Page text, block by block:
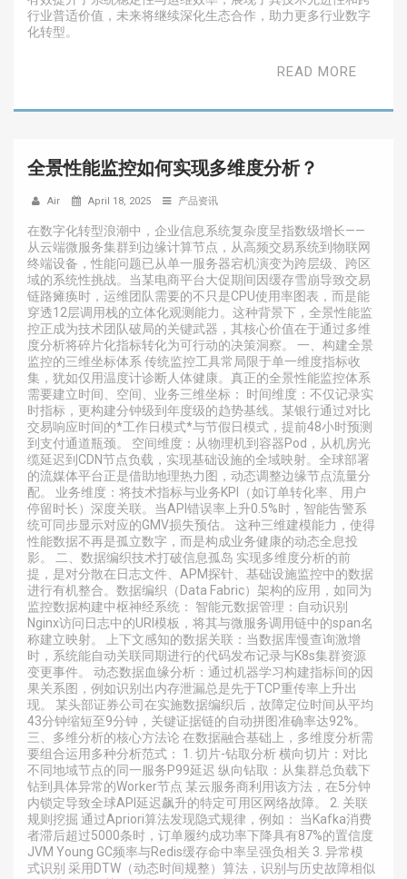
行业普适价值，未来将继续深化生态合作，助力更多行业数字
化转型。
READ MORE
全景性能监控如何实现多维度分析？
Air April 18, 2025 产品资讯
在数字化转型浪潮中，企业信息系统复杂度呈指数级增长——
从云端微服务集群到边缘计算节点，从高频交易系统到物联网
终端设备，性能问题已从单一服务器宕机演变为跨层级、跨区
域的系统性挑战。当某电商平台大促期间因缓存雪崩导致交易
链路瘫痪时，运维团队需要的不只是CPU使用率图表，而是能
穿透12层调用栈的立体化观测能力。这种背景下，全景性能监
控正成为技术团队破局的关键武器，其核心价值在于通过多维
度分析将碎片化指标转化为可行动的决策洞察。 一、构建全景
监控的三维坐标体系 传统监控工具常局限于单一维度指标收
集，犹如仅用温度计诊断人体健康。真正的全景性能监控体系
需要建立时间、空间、业务三维坐标： 时间维度：不仅记录实
时指标，更构建分钟级到年度级的趋势基线。某银行通过对比
交易响应时间的*工作日模式*与节假日模式，提前48小时预测
到支付通道瓶颈。 空间维度：从物理机到容器Pod，从机房光
缆延迟到CDN节点负载，实现基础设施的全域映射。全球部署
的流媒体平台正是借助地理热力图，动态调整边缘节点流量分
配。 业务维度：将技术指标与业务KPI（如订单转化率、用户
停留时长）深度关联。当API错误率上升0.5%时，智能告警系
统可同步显示对应的GMV损失预估。 这种三维建模能力，使得
性能数据不再是孤立数字，而是构成业务健康的动态全息投
影。 二、数据编织技术打破信息孤岛 实现多维度分析的前
提，是对分散在日志文件、APM探针、基础设施监控中的数据
进行有机整合。数据编织（Data Fabric）架构的应用，如同为
监控数据构建中枢神经系统： 智能元数据管理：自动识别
Nginx访问日志中的URI模板，将其与微服务调用链中的span名
称建立映射。 上下文感知的数据关联：当数据库慢查询激增
时，系统能自动关联同期进行的代码发布记录与K8s集群资源
变更事件。 动态数据血缘分析：通过机器学习构建指标间的因
果关系图，例如识别出内存泄漏总是先于TCP重传率上升出
现。 某头部证券公司在实施数据编织后，故障定位时间从平均
43分钟缩短至9分钟，关键证据链的自动拼图准确率达92%。
三、多维分析的核心方法论 在数据融合基础上，多维度分析需
要组合运用多种分析范式： 1. 切片-钻取分析 横向切片：对比
不同地域节点的同一服务P99延迟 纵向钻取：从集群总负载下
钻到具体异常的Worker节点 某云服务商利用该方法，在5分钟
内锁定导致全球API延迟飙升的特定可用区网络故障。 2. 关联
规则挖掘 通过Apriori算法发现隐式规律，例如： 当Kafka消费
者滞后超过5000条时，订单履约成功率下降具有87%的置信度
JVM Young GC频率与Redis缓存命中率呈强负相关 3. 异常模
式识别 采用DTW（动态时间规整）算法，识别与历史故障相似